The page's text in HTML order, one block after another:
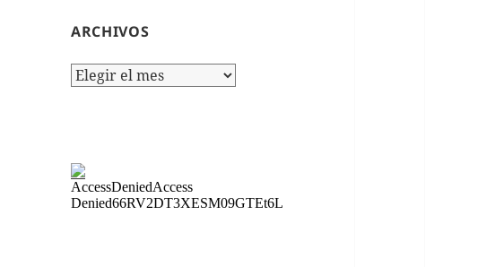
ARCHIVOS
Archivos